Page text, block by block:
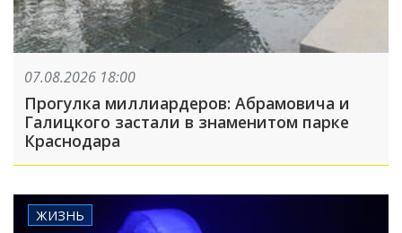
07.08.2026 18:00
Прогулка миллиардеров: Абрамовича и
Галицкого застали в знаменитом парке
Краснодара
ЖИЗНЬ